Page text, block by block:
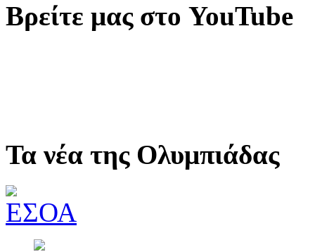
Βρείτε μας στο YouTube
Τα νέα της Ολυμπιάδας